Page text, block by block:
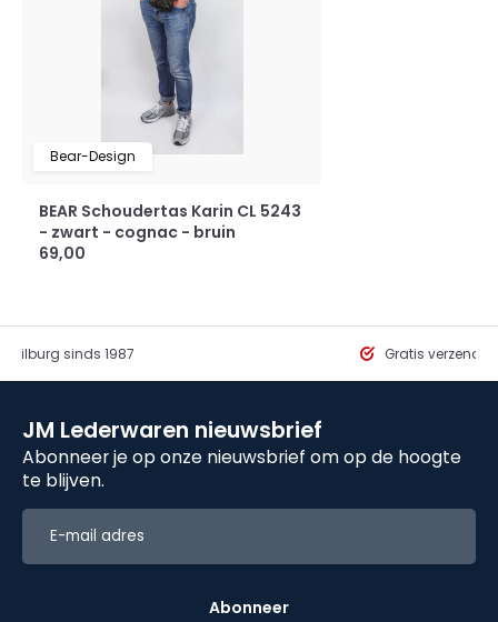
Bear-Design
BEAR Schoudertas Karin CL 5243
- zwart - cognac - bruin
69,00
Tilburg sinds 1987 Gratis
JM Lederwaren nieuwsbrief
Abonneer je op onze nieuwsbrief om op de hoogte
te blijven.
Abonneer